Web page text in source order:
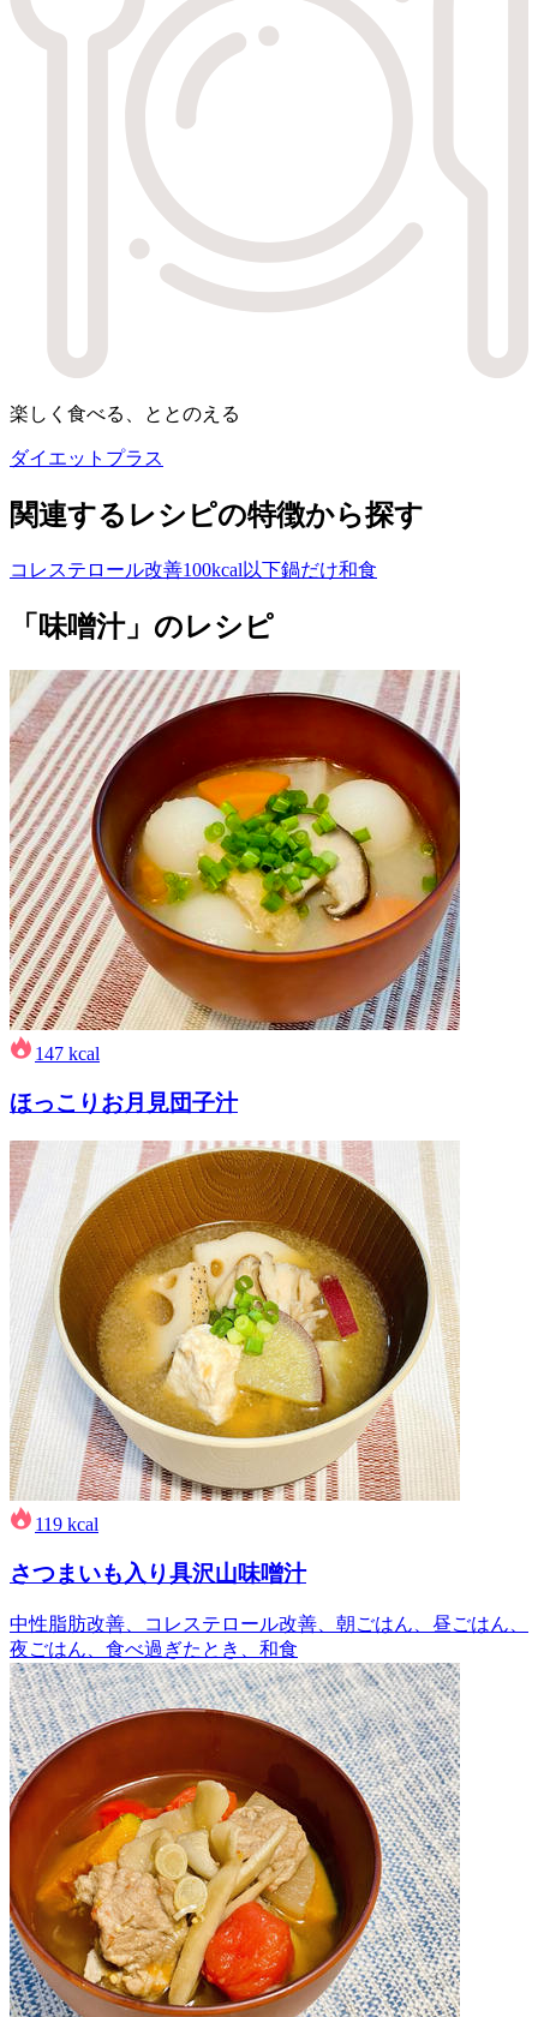
楽しく食べる、ととのえる
ダイエットプラス
関連するレシピの特徴から探す
コレステロール改善100kcal以下鍋だけ和食
「味噌汁」のレシピ
147 kcal
ほっこりお月見団子汁
119 kcal
さつまいも入り具沢山味噌汁
中性脂肪改善、コレステロール改善、朝ごはん、昼ごはん、
夜ごはん、食べ過ぎたとき、和食